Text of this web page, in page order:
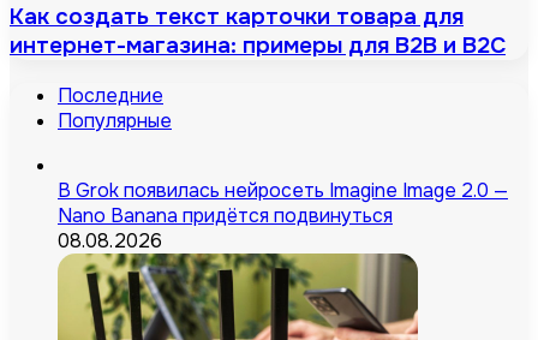
Как создать текст карточки товара для
интернет-магазина: примеры для B2B и B2C
Последние
Популярные
В Grok появилась нейросеть Imagine Image 2.0 —
Nano Banana придётся подвинуться
08.08.2026